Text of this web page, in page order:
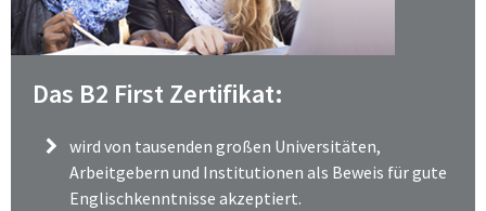
Das B2 First Zertifikat:
wird von tausenden großen Universitäten,
Arbeitgebern und Institutionen als Beweis für gute
Englischkenntnisse akzeptiert.